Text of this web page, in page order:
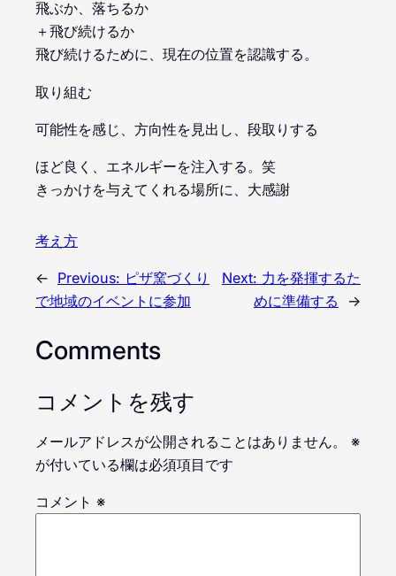
飛ぶか、落ちるか
＋飛び続けるか
飛び続けるために、現在の位置を認識する。
取り組む
可能性を感じ、方向性を見出し、段取りする
ほど良く、エネルギーを注入する。笑
きっかけを与えてくれる場所に、大感謝
考え方
← Previous: ピザ窯づくり
で地域のイベントに参加
Next: 力を発揮するた
めに準備する
→
Comments
コメントを残す
メールアドレスが公開されることはありません。
※
が付いている欄は必須項目です
コメント ※